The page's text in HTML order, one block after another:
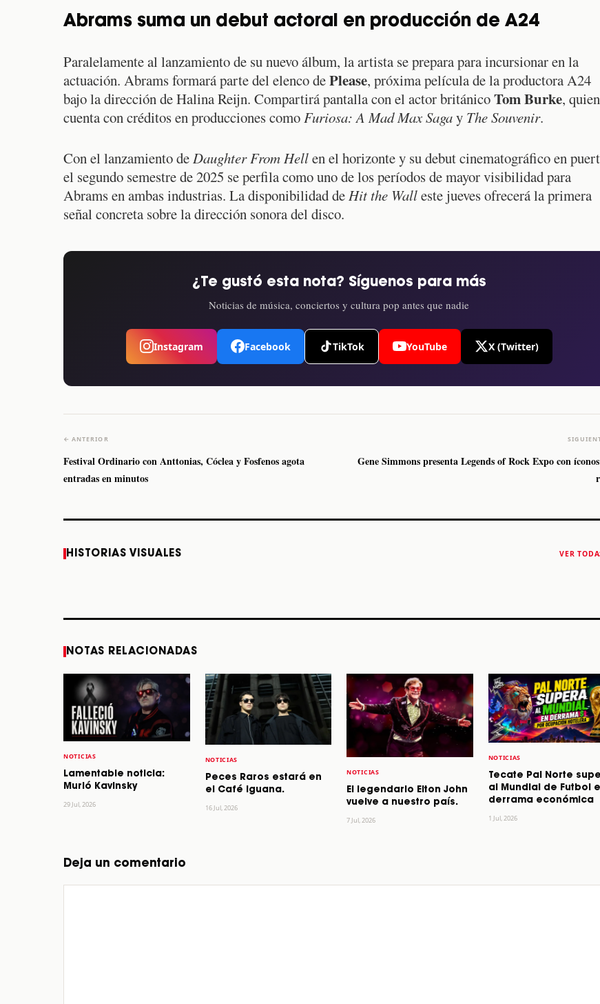
Abrams suma un debut actoral en producción de A24
Paralelamente al lanzamiento de su nuevo álbum, la artista se prepara para incursionar en la
actuación. Abrams formará parte del elenco dePlease, próxima película de la productora A24
bajo la dirección de Halina Reijn. Compartirá pantalla con el actor británicoTom Burke, quien
cuenta con créditos en producciones comoFuriosa: A Mad Max Sagay The Souvenir.
Con el lanzamiento de Daughter From Hellen el horizonte y su debut cinematográfico en
el segundo semestre de 2025 se perfila como uno de los períodos de mayor visibilidad para
Abrams en ambas industrias. La disponibilidad de Hit the Walleste jueves ofrecerá la primera
señal concreta sobre la dirección sonora del disco.
¿Te gustó esta nota? Síguenos para más
Noticias de música, conciertos y cultura pop antes que nadie
Instagram Facebook TikTok YouTube X (Twitter)
← ANTERIOR
Festival Ordinario con Anttonias, Cóclea y Fosfenos agota
entradas en minutos
Gene Simmons presenta Legends of Rock Expo con
HISTORIAS VISUALES VER
Monterrey el próximo
NOTAS RELACIONADAS
NOTICIAS
Lamentable noticia:
Murió Kavinsky
29 Jul, 2026
NOTICIAS
Peces Raros estará en
el Café Iguana.
16 Jul, 2026
NOTICIAS
El legendario Elton John
vuelve a nuestro país.
7 Jul, 2026
NOTICIAS
Tecate Pal Norte
al Mundial de Futbol
derrama económica
1 Jul, 2026
Deja un comentario